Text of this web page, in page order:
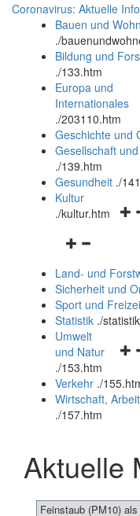
Coronavirus: Aktuelle
Bauen und
./
Bildung und
./133.htm
Europa und
Internationales
./203110.htm
Geschichte und
Gesellschaft
./139.htm
Gesundheit ./
Kultur
./kultur.htm
und
schließen
Land- und
Sicherheit und
Sport und
Statistik ./
und
Umwelt
und Natur
./153.htm
Verkehr ./
Wirtschaft,
./157.htm
Aktuelle